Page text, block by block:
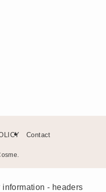
Contact
- headers